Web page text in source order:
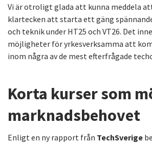
Vi är otroligt glada att kunna meddela
klartecken att starta ett gäng
och teknik under HT25 och VT26. Det
möjligheter för yrkesverksamma att
inom några av de mest efterfrågade
Korta kurser som
marknadsbehovet
Enligt en ny rapport från TechSverige